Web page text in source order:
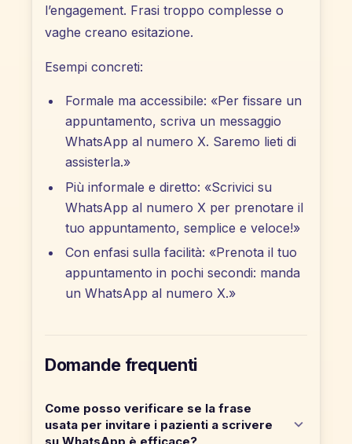
l’engagement. Frasi troppo complesse o
vaghe creano esitazione.
Esempi concreti:
Formale ma accessibile: «Per fissare un
appuntamento, scriva un messaggio
WhatsApp al numero X. Saremo lieti di
assisterla.»
Più informale e diretto: «Scrivici su
WhatsApp al numero X per prenotare il
tuo appuntamento, semplice e veloce!»
Con enfasi sulla facilità: «Prenota il tuo
appuntamento in pochi secondi: manda
un WhatsApp al numero X.»
Domande frequenti
Come posso verificare se la frase
usata per invitare i pazienti a scrivere